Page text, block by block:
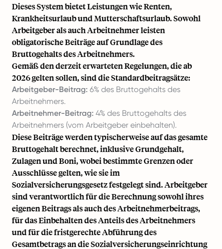
Dieses System bietet Leistungen wie Renten,
Krankheitsurlaub und Mutterschaftsurlaub. Sowohl
Arbeitgeber als auch Arbeitnehmer leisten
obligatorische Beiträge auf Grundlage des
Bruttogehalts des Arbeitnehmers.
Gemäß den derzeit erwarteten Regelungen, die ab
2026 gelten sollen, sind die Standardbeitragsätze:
Arbeitgeber-Beitrag: 6% des Bruttogehalts des
Arbeitnehmers.
Arbeitnehmer-Beitrag: 4% des Bruttogehalts des
Arbeitnehmers (vom Arbeitgeber einbehalten).
Diese Beiträge werden typischerweise auf das gesamte
Bruttogehalt berechnet, inklusive Grundgehalt,
Zulagen und Boni, wobei bestimmte Grenzen oder
Ausschlüsse gelten, wie sie im
Sozialversicherungsgesetz festgelegt sind. Arbeitgeber
sind verantwortlich für die Berechnung sowohl ihres
eigenen Beitrags als auch des Arbeitnehmerbeitrags,
für das Einbehalten des Anteils des Arbeitnehmers
und für die fristgerechte Abführung des
Gesamtbetrags an die Sozialversicherungseinrichtung